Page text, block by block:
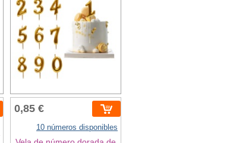
0,85 €
10 números disponibles